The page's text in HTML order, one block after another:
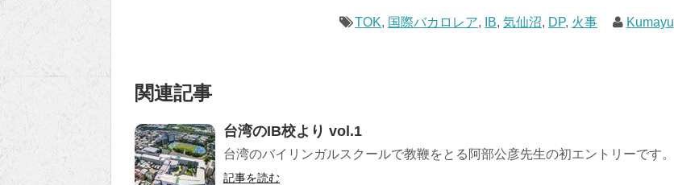
TOK, 国際バカロレア, IB,気仙沼, DP, 火事 Kumayu
関連記事
台湾のIB校より vol.1
台湾のバイリンガルスクールで教鞭をとる阿部公彦先生の初エントリーです。
記事を読む